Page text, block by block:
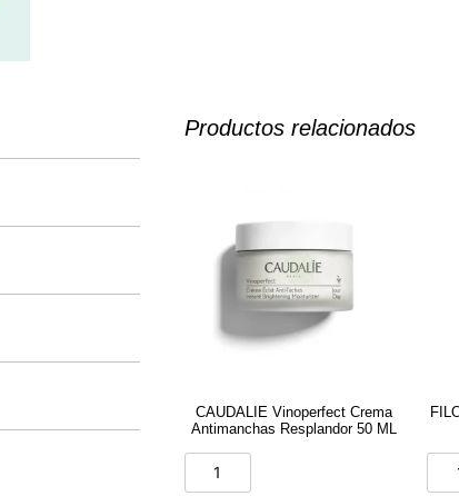
Productos relacionados
CAUDALIE Vinoperfect Crema
Antimanchas Resplandor 50 ML